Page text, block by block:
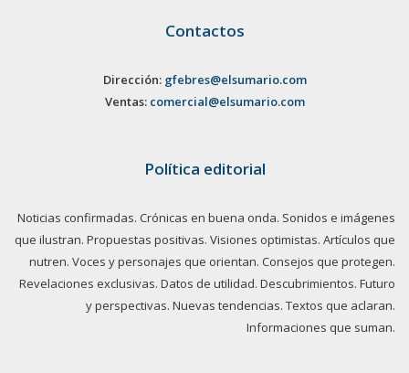
Contactos
Dirección: gfebres@elsumario.com
Ventas: comercial@elsumario.com
Política editorial
Noticias confirmadas. Crónicas en buena onda. Sonidos e imágenes
que ilustran. Propuestas positivas. Visiones optimistas. Artículos que
nutren. Voces y personajes que orientan. Consejos que protegen.
Revelaciones exclusivas. Datos de utilidad. Descubrimientos. Futuro
y perspectivas. Nuevas tendencias. Textos que aclaran.
Informaciones que suman.